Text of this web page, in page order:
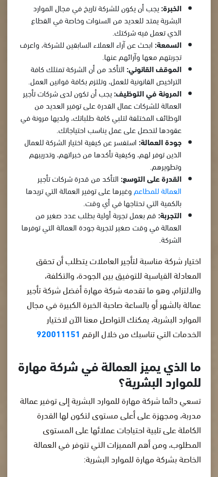
الخبرة:يجب أن يكون للشركة تاريخ في مجال الموارد
البشرية يمتد للعديد من السنوات وخاصة في القطاع
الذي تعمل فيه شركتك.
السمعة: ابحث عن آراء العملاء السابقين للشركة، واعرف
تجربتهم معها وآرائهم عنها.
الموقف القانوني: التأكد من أن الشركة تمتلك كافة
التراخيص القانونية للعمل، وتلتزم بكافة قوانين العمل.
المرونة في التوظيف:يجب أن تكون لدى شركات تأجير
العمالة للشركات عمال القدرة على توفير العديد من
الوظائف المختلفة لتلبي كافة طلباتك، ولديها مرونة في
عقودها لتحصل على عمل يناسب احتياجاتك.
جودة العمالة: استفسر عن كيفية اختيار الشركة للعمال
الذين توفر لهم، وكيفية تأكدها من خبراتهم، وتدريبهم
وتطويرهم.
القدرة على التوسع: التأكد من قدرة شركات تأجير
العمالة للمطاعموغيرها على توفير العمالة التي تريدها
بالكمية التي تحتاجها في أي وقت.
التجربة: قم بعمل تجربة أولية بطلب عدد صغير من
العمالة في وقت صغير لتجربة جودة العمالة التي توفرها
الشركة.
اختيار شركة مناسبة لتأجير العاملات يتطلب أن تحقق
المعادلة القياسية للتوفيق بين الجودة، والتكلفة،
والالتزام، وهو ما تقدمه شركة مهارة أفضل شركة تأجير
عمالة بالشهر أو بالساعة صاحبة الخبرة الكبيرة في مجال
الموارد البشرية، يمكنك التواصل معنا الآن لاختيار
الخدمات التي تناسبك من خلال الرقم 920011151
ما الذي يميز العمالة في شركة مهارة
للموارد البشرية؟
تسعي دائما شركة مهارة للموارد البشرية إلى توفير عمالة
مدربة، ومجهزة على أعلى مستوى لتكون لها القدرة
الكاملة على تلبية احتياجات عملائها على المستوى
المطلوب، ومن أهم المميزات التي تتوفر في العمالة
الخاصة بشركة مهارة للموارد البشرية: